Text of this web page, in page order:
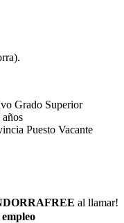
Grado Superior
Puesto Vacante
al llamar!